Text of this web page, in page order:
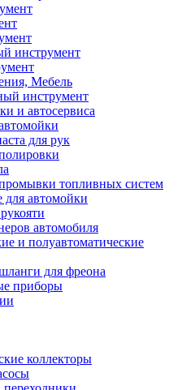
инструмент
Мебель
инструмент
и автосервиса
для рук
топливных систем
для автомойки
автомобиля
и полуавтоматические
для фреона
приборы
коллекторы